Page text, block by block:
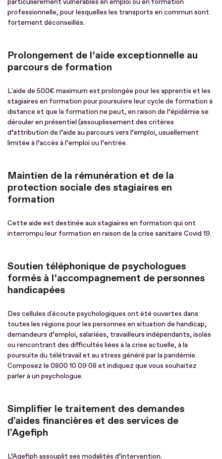
professionnelle, pour lesquelles les transports en commun sont
fortement déconseillés.
Prolongement de l’aide exceptionnelle au
parcours de formation
L'aide de 500€ maximum est prolongée pour les apprentis et les
stagiaires en formation pour poursuivre leur cycle de formation à
distance et que la formation ne peut, en raison de l’épidémie se
dérouler en présentiel (assouplissement des critères
d’attribution de l’aide au parcours vers l’emploi, usuellement
limitée à l’accès à l’emploi ou l’entrée.
Maintien de la rémunération et de la
protection sociale des stagiaires en
formation
Cette aide est destinée aux stagiaires en formation qui ont
interrompu leur formation en raison de la crise sanitaire Covid 19.
Soutien téléphonique de psychologues
formés à l’accompagnement de personnes
handicapées
Des cellules d'écoute psychologiques ont été ouvertes dans
toutes les régions pour les personnes en situation de handicap,
demandeurs d’emploi, salariées, travailleurs indépendants, isolés
ou rencontrant des difficultés liées à la crise actuelle, à la
poursuite du télétravail et au stress généré par la pandémie.
Composez le 0800 10 09 08 et indiquez que vous souhaitez
parler à un psychologue.
Simplifier le traitement des demandes
d'aides financières et des services de
l'Agefiph
L’Agefiph assouplit ses modalités d’intervention.